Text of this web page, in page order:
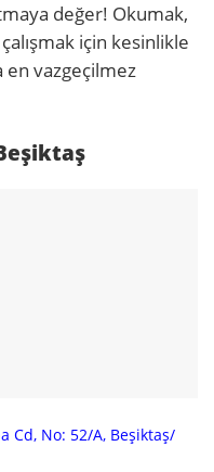
değer! Okumak,
için kesinlikle
en vazgeçilmez
Cd, No: 52/A, Beşiktaş/